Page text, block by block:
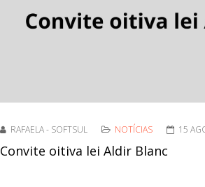
RAFAELA - SOFTSUL NOTÍCIAS 15
Convite oitiva lei Aldir Blanc